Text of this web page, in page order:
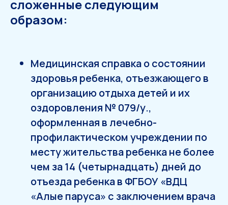
сложенные следующим
образом:
Медицинская справка о состоянии
здоровья ребенка, отъезжающего в
организацию отдыха детей и их
оздоровления № 079/у.,
оформленная в лечебно-
профилактическом учреждении по
месту жительства ребенка не более
чем за 14 (четырнадцать) дней до
отъезда ребенка в ФГБОУ «ВДЦ
«Алые паруса» с заключением врача